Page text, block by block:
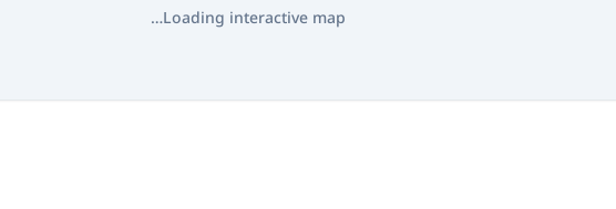
Loading interactive map…